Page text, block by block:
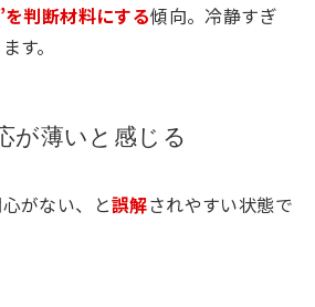
判断材料にする傾向。冷静すぎ
す。
が薄いと感じる
がない、と誤解されやすい状態で